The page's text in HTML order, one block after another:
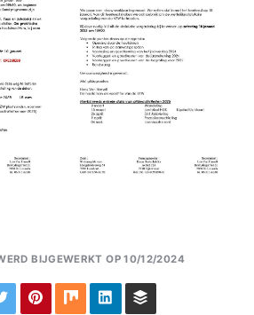
BIJGEWERKT OP 10/12/2024